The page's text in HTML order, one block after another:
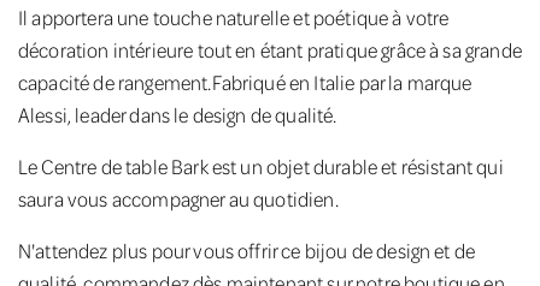
Il apportera une touche naturelle et poétique à votre
décoration intérieure tout en étant pratique grâce à sa grande
capacité de rangement.Fabriqué en Italie par la marque
Alessi, leader dans le design de qualité.
Le Centre de table Bark est un objet durable et résistant qui
saura vous accompagner au quotidien.
N'attendez plus pour vous offrir ce bijou de design et de